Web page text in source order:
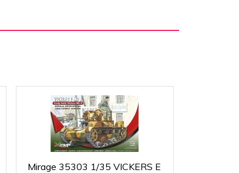
Mirage 35303 1/35 VICKERS E